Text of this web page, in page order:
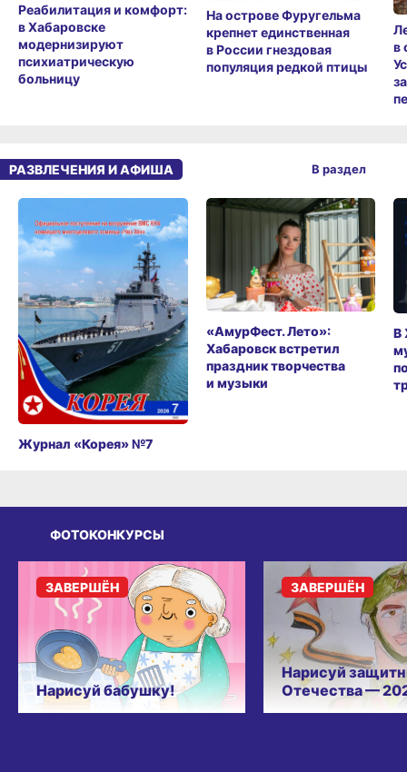
Реабилитация и комфорт:
в Хабаровске
модернизируют
психиатрическую
больницу
На острове Фуругельма
крепнет единственная
в России гнездовая
популяция редкой птицы
в
РАЗВЛЕЧЕНИЯ И АФИША
Журнал «Корея» №7
«АмурФест. Лето»:
Хабаровск встретил
праздник творчества
и музыки
В
В раздел
ФОТОКОНКУРСЫ
Нарисуй бабушку!
ЗАВЕРШЁН
Нарисуй
Отечества —
ЗАВЕРШЁН